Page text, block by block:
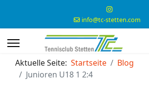
info@tc-stetten.com
Aktuelle Seite: Startseite
Blog
Junioren U18 1 2:4